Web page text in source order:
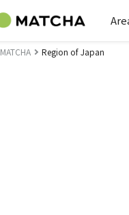
MATCHA Region of Japan